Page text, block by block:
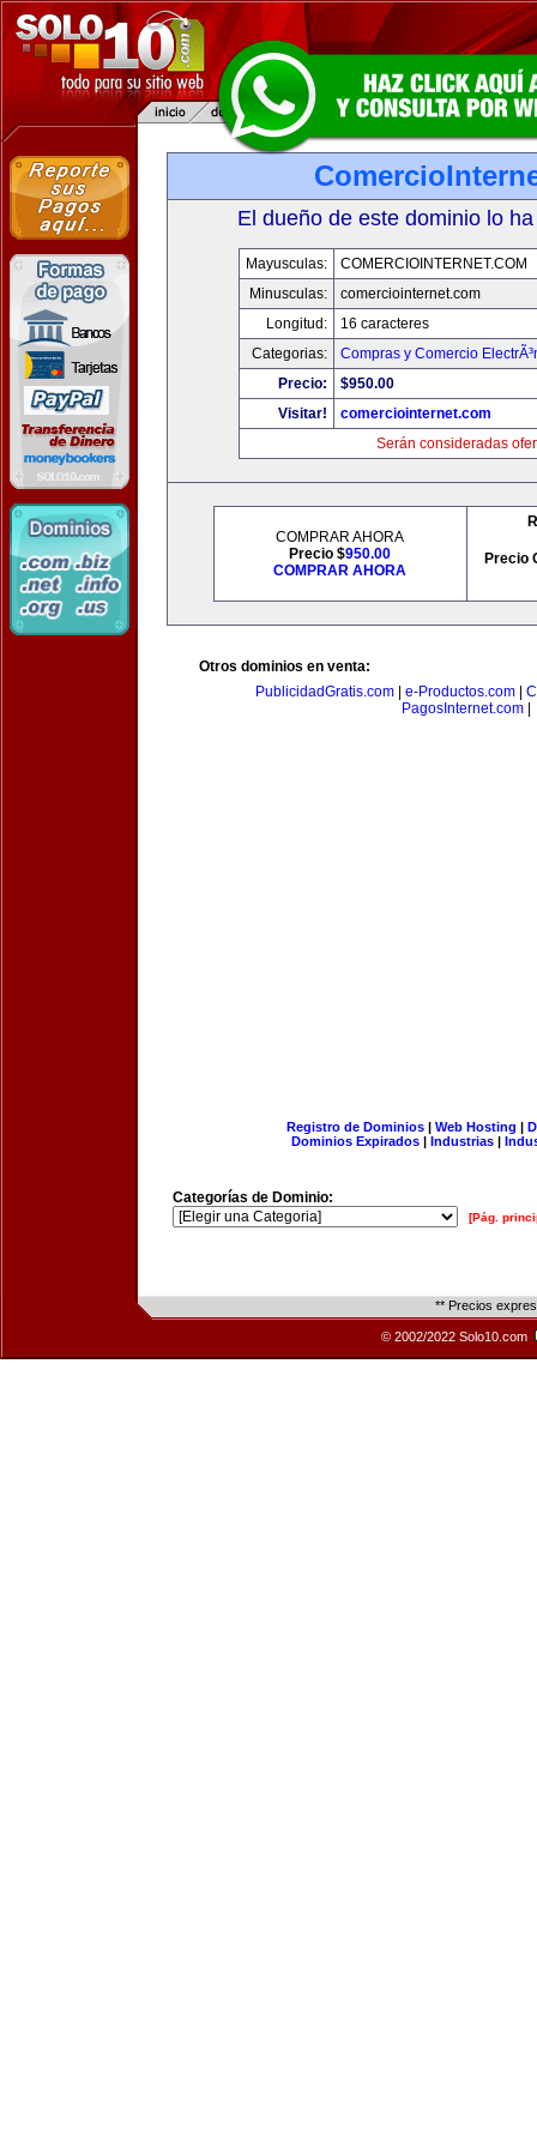
El dueño de este dominio lo
Mayusculas:
COMERCIOINTERNET.COM
Minusculas:
comerciointernet.com
Longitud:
16 caracteres
Categorias:
Compras y Comercio
Precio:
$950.00
Visitar!
comerciointernet.com
Serán consideradas
COMPRAR AHORA
Precio $950.00
COMPRAR AHORA
Precio
Otros dominios en venta:
PublicidadGratis.com
e-Productos.com
PagosInternet.com
Registro de Dominios| Web Hosting |
Dominios Expirados | Industrias |
Categorías de Dominio:
[Pág.
** Precios
© 2002/2022 Solo10.com